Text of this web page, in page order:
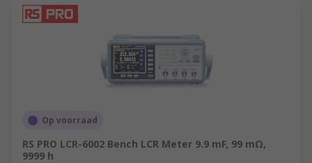
Op voorraad
RS PRO LCR-6002 Bench LCR Meter 9.9 mF, 99 mΩ,
9999 h